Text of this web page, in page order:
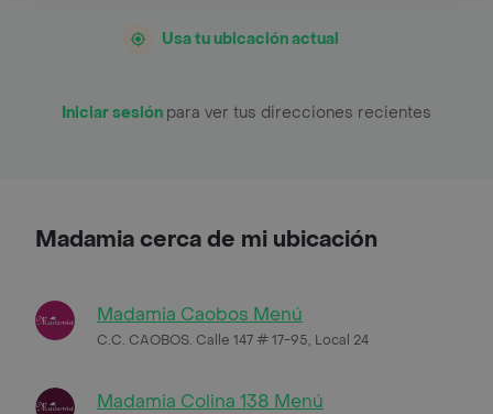
Usa tu ubicación actual
Iniciar sesión para ver tus direcciones recientes
Madamia cerca de mi ubicación
Madamia Caobos Menú
C.C. CAOBOS. Calle 147 # 17-95, Local 24
Madamia Colina 138 Menú